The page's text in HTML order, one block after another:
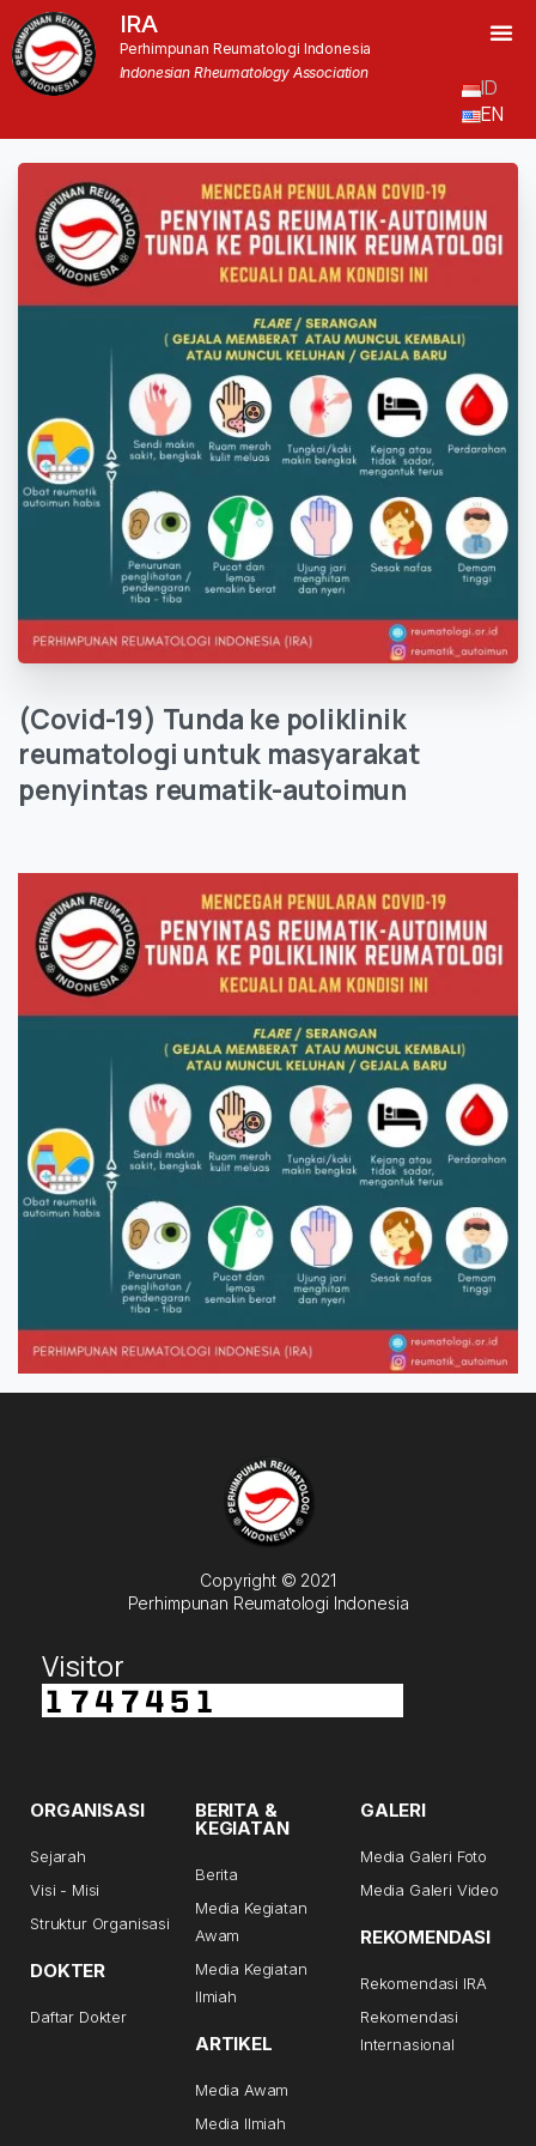
IRA
Perhimpunan Reumatologi Indonesia
Indonesian Rheumatology Association
ID
EN
(Covid-19) Tunda ke poliklinik
reumatologi untuk masyarakat
penyintas reumatik-autoimun
Copyright © 2021
Perhimpunan Reumatologi Indonesia
Visitor
ORGANISASI
Sejarah
Visi - Misi
Struktur Organisasi
DOKTER
Daftar Dokter
BERITA &
KEGIATAN
Berita
Media Kegiatan
Awam
Media Kegiatan
Ilmiah
ARTIKEL
Media Awam
Media Ilmiah
GALERI
Media Galeri Foto
Media Galeri Video
REKOMENDASI
Rekomendasi IRA
Rekomendasi
Internasional